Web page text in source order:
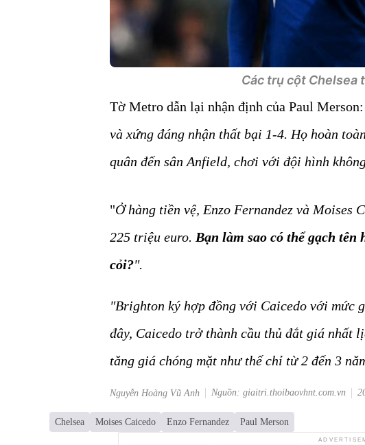
Các trụ cột Chelsea
Tờ Metro dẫn lại nhận định của Paul
và xứng đáng nhận thất bại 1-4. Họ hoàn
quân đến sân Anfield, chơi với đội hình
"Ở hàng tiền vệ, Enzo Fernandez và Moises
225 triệu euro. Bạn làm sao có thể gạch
cỏi?".
"Brighton ký hợp đồng với Caicedo với mức
đây, Caicedo trở thành cầu thủ đắt giá nhất
tăng giá chóng mặt như thế chỉ từ 2 đến 3
Nguyễn Hoàng Vũ Anh Nguồn: giaitri.thoibaovhnt.com.vn
Chelsea Moises Caicedo Enzo Fernandez Paul Merson